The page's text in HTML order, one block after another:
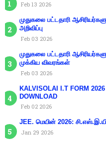
Feb 13 2026
முதுகலை பட்டதாரி
அறிவிப்பு
Feb 03 2026
முதுகலை பட்டதாரி
முக்கிய விவரங்கள்
Feb 03 2026
KALVISOLAI I.T FORM
DOWNLOAD
Feb 02 2026
JEE. மெயின் 2026:
Jan 29 2026